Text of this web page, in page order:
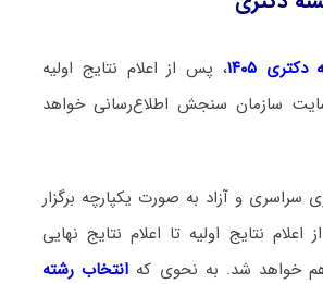
۱۴۰۵
، پس از اعلام نتایج اولیه
سازمان سنجش اطلاع‌رسانی خواهد
سراسری و آزاد به صورت یکپارچه برگزار
نتایج اولیه تا اعلام نتایج نهایی
هم خواهد شد. به نحوی که انتخاب رشته